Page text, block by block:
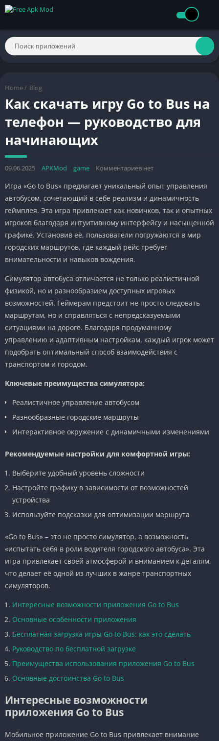
Home / Blog
Как скачать игру Go to Bus на
телефон — руководство для
начинающих
09.06.2025 APKMod game Комментариев нет
Игра «Go to Bus» предлагает уникальный опыт управления
автобусом, сочетающий в себе реализм и динамичность
геймплея. Эта игра привлекает как новичков, так и опытных
игроков благодаря интуитивному интерфейсу и насыщенной
графике. Установив её, пользователи погружаются в мир
городских маршрутов, где каждый рейс требует
внимательности и навыков вождения.
Симулятор автобуса отличается не только реалистичной
физикой, но и разнообразием доступных игровых
возможностей. Геймерам предстоит не просто следовать
маршрутам, но и справляться с непредсказуемыми
ситуациями на дороге. Благодаря продуманному
управлению и адаптивным настройкам, каждый игрок может
подобрать оптимальный способ взаимодействия с
транспортом и городом.
Ключевые преимущества симулятора:
Реалистичное управление автобусом
Разнообразные городские маршруты
Интерактивное окружение с динамичными изменениями
Рекомендуемые настройки для комфортной игры:
Выберите удобный уровень сложности
Настройте графику в зависимости от возможностей
устройства
Используйте подсказки для оптимизации маршрута
«Go to Bus» – это не просто симулятор, а возможность
«испытать себя в роли водителя городского автобуса». Эта
игра привлекает своей атмосферой и вниманием к деталям,
что делает её одной из лучших в жанре транспортных
симуляторов.
Интересные возможности приложения Go to Bus
Основные особенности приложения
Бесплатная загрузка игры Go to Bus: как это сделать
Руководство по бесплатной загрузке
Преимущества использования приложения Go to Bus
Основные достоинства Go to Bus
Интересные возможности
приложения Go to Bus
Мобильное приложение Go to Bus привлекает внимание